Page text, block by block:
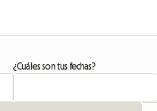
¿Cuáles son tus fechas?